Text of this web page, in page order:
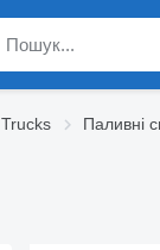
Паливні